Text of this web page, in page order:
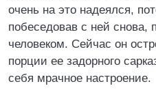
очень на это надеялся,
побеседовав с ней снова,
человеком. Сейчас он
порции ее задорного
себя мрачное настроение.